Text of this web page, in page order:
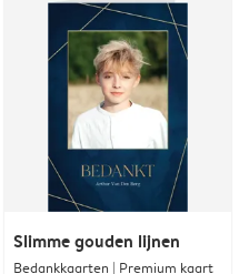
Slimme gouden lijnen
Bedankkaarten | Premium kaart